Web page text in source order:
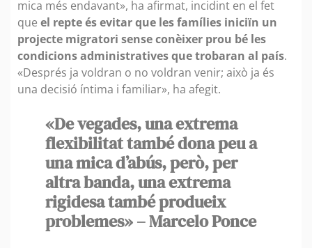
mica més endavant», ha afirmat, incidint en el fet
que el repte és evitar que les famílies iniciïn un
projecte migratori sense conèixer prou bé les
condicions administratives que trobaran al país.
«Després ja voldran o no voldran venir; això ja és
una decisió íntima i familiar», ha afegit.
«De vegades, una extrema
flexibilitat també dona peu a
una mica d’abús, però, per
altra banda, una extrema
rigidesa també produeix
problemes» – Marcelo Ponce